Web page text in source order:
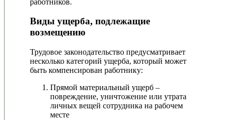
Виды ущерба, подлежащие
возмещению
Трудовое законодательство предусматривает
несколько категорий ущерба, который может
быть компенсирован работнику:
Прямой материальный ущерб –
повреждение, уничтожение или утрата
личных вещей сотрудника на рабочем
месте